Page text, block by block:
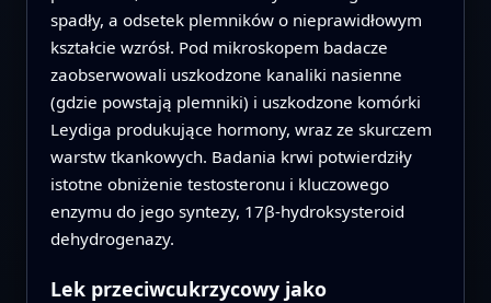
spadły, a odsetek plemników o nieprawidłowym
kształcie wzrósł. Pod mikroskopem badacze
zaobserwowali uszkodzone kanaliki nasienne
(gdzie powstają plemniki) i uszkodzone komórki
Leydiga produkujące hormony, wraz ze skurczem
warstw tkankowych. Badania krwi potwierdziły
istotne obniżenie testosteronu i kluczowego
enzymu do jego syntezy, 17β‑hydroksysteroid
dehydrogenazy.
Lek przeciwcukrzycowy jako